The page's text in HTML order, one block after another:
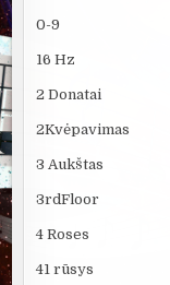
0-9
16 Hz
2 Donatai
2Kvėpavimas
3 Aukštas
3rdFloor
4 Roses
41 rūsys